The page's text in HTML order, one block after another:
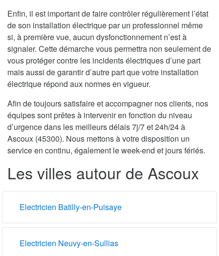
Enfin, il est important de faire contrôler régulièrement l’état
de son installation électrique par un professionnel même
si, à première vue, aucun dysfonctionnement n’est à
signaler. Cette démarche vous permettra non seulement de
vous protéger contre les incidents électriques d’une part
mais aussi de garantir d’autre part que votre installation
électrique répond aux normes en vigueur.
Afin de toujours satisfaire et accompagner nos clients, nos
équipes sont prêtes à intervenir en fonction du niveau
d’urgence dans les meilleurs délais 7j/7 et 24h/24 à
Ascoux (45300). Nous mettons à votre disposition un
service en continu, également le week-end et jours fériés.
Les villes autour de Ascoux
Electricien Batilly-en-Puisaye
Electricien Neuvy-en-Sullias